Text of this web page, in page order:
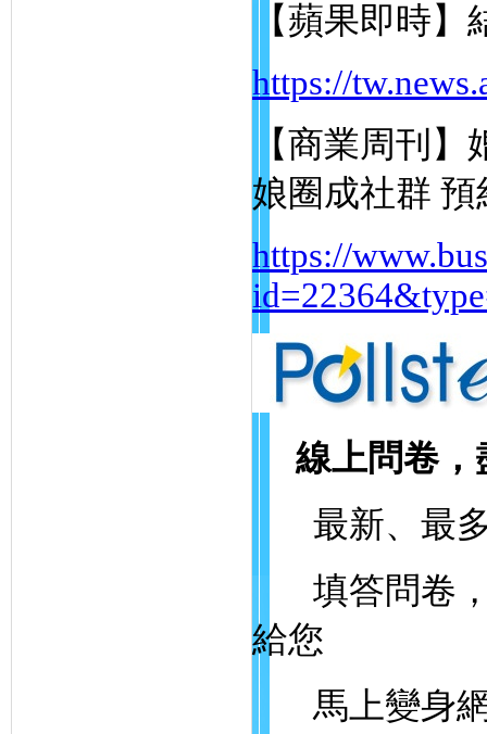
【蘋果即時
https://
【商業周刊
娘圈成社群
https://
線上問卷，
最新、最多
填答問卷，
給您
馬上變身